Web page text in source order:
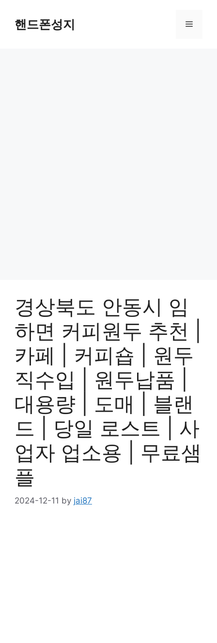
content핸드폰성지 Menu
경상북도 안동시 임
하면 커피원두 추천 |
카페 | 커피숍 | 원두
직수입 | 원두납품 |
대용량 | 도매 | 블랜
드 | 당일 로스트 | 사
업자 업소용 | 무료샘
플
2024-12-11 by jai87